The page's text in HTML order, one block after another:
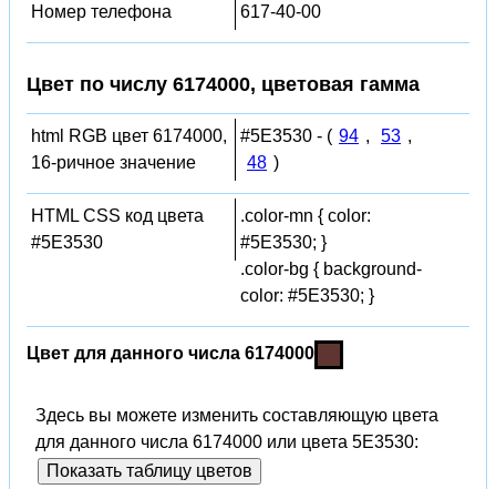
Номер телефона 617-40-00
Цвет по числу 6174000, цветовая гамма
html RGB цвет 6174000,
16-ричное значение
#5E3530 - ( 94 , 53 ,
48 )
HTML CSS код цвета
#5E3530
.color-mn { color:
#5E3530; }
.color-bg { background-
color: #5E3530; }
Цвет для данного числа 6174000
Здесь вы можете изменить составляющую цвета
для данного числа 6174000 или цвета 5E3530:
Показать таблицу цветов